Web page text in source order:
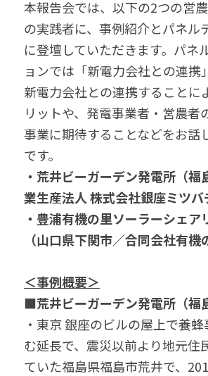
本報告会では、以下の2つの営
の実践者に、事例紹介とパネル
に登壇していただきます。パネ
ョンでは「新電力会社との連携
新電力会社との連携することに
リットや、発電事業者・営農者
事業に期待することなどをお話
です。
・荒井ビーガーデン発電所（福
業生産法人 株式会社銀座ミツバ
・豊浦有機の里ソーラーシェア
（山口県下関市／合同会社有機
＜事例概要＞
■荒井ビーガーデン発電所（福
・東京 銀座のビルの屋上で養
む延長で、震災以前より地元住
ていた福島県福島市荒井で、